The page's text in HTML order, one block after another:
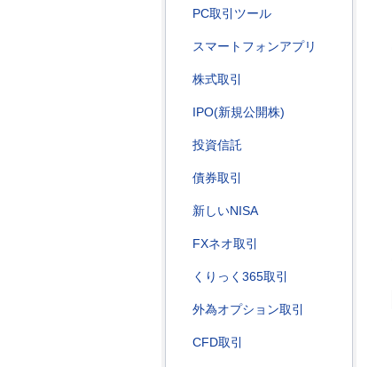
PC取引ツール
スマートフォンアプリ
株式取引
IPO(新規公開株)
投資信託
債券取引
新しいNISA
FXネオ取引
くりっく365取引
外為オプション取引
CFD取引